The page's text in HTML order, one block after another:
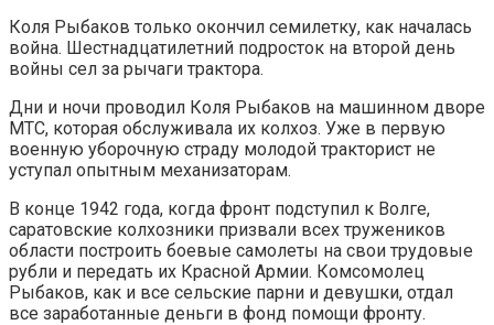
Коля Рыбаков только окончил семилетку, как началась
война. Шестнадцатилетний подросток на второй день
войны сел за рычаги трактора.
Дни и ночи проводил Коля Рыбаков на машинном дворе
МТС, которая обслуживала их колхоз. Уже в первую
военную уборочную страду молодой тракторист не
уступал опытным механизаторам.
В конце 1942 года, когда фронт подступил к Волге,
саратовские колхозники призвали всех тружеников
области построить боевые самолеты на свои трудовые
рубли и передать их Красной Армии. Комсомолец
Рыбаков, как и все сельские парни и девушки, отдал
все заработанные деньги в фонд помощи фронту.